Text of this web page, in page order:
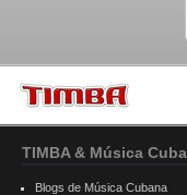
TIMBA & Música
Blogs de Música Cubana